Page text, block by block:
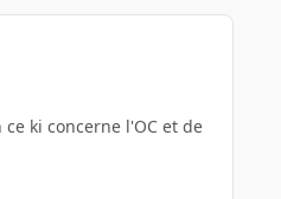
ki concerne l'OC et de